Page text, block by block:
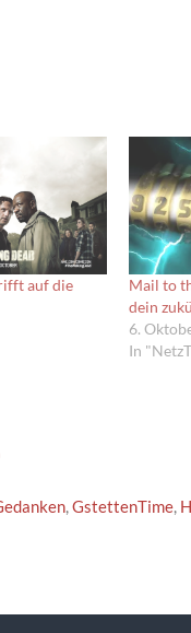
auf die
Mail to
dein
6.
In
,GstettenTime,